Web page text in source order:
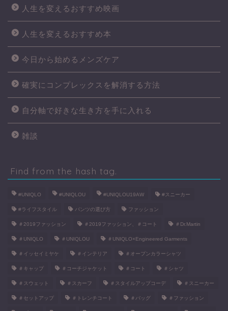
人生を変えるおすすめ映画
人生を変えるおすすめ本
今日から始めるメンズケア
確実にコンプレックスを解消する方法
自分軸で好きな生き方を手に入れる
雑談
Find from the hash tag.
#UNIQLO #UNIQLOU #UNIQLOU19AW #スニーカー
#ライフスタイル パンツの選び方 ファッション
＃2019ファッション ＃2019ファッション、＃コート ＃Dr.Martin
＃UNIQLO ＃UNIQLOU ＃UNIQLO×Engineered Garments
＃イッセイミヤケ ＃インテリア ＃オープンカラーシャツ
＃キャップ ＃コーチジャケット ＃コート ＃シャツ
＃スウェット ＃スカーフ ＃スタイルアップコーデ ＃スニーカー
＃セットアップ ＃トレンチコート ＃バッグ ＃ファッション